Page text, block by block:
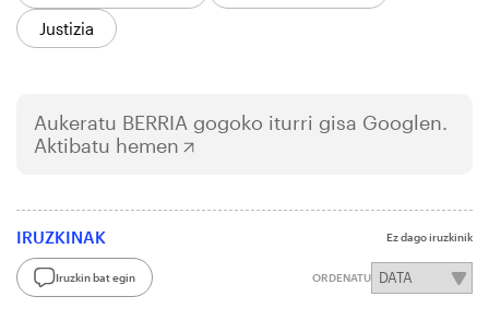
Justizia
Aukeratu BERRIA gogoko iturri gisa Googlen.
Aktibatu hemen
IRUZKINAK Ez dago iruzkinik
Iruzkin bat egin ORDENATU